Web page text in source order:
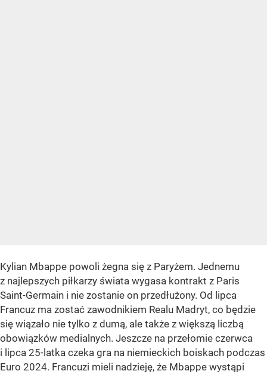
Kylian Mbappe powoli żegna się z Paryżem. Jednemu
z najlepszych piłkarzy świata wygasa kontrakt z Paris
Saint-Germain i nie zostanie on przedłużony. Od lipca
Francuz ma zostać zawodnikiem Realu Madryt, co będzie
się wiązało nie tylko z dumą, ale także z większą liczbą
obowiązków medialnych. Jeszcze na przełomie czerwca
i lipca 25-latka czeka gra na niemieckich boiskach podczas
Euro 2024. Francuzi mieli nadzieję, że Mbappe wystąpi